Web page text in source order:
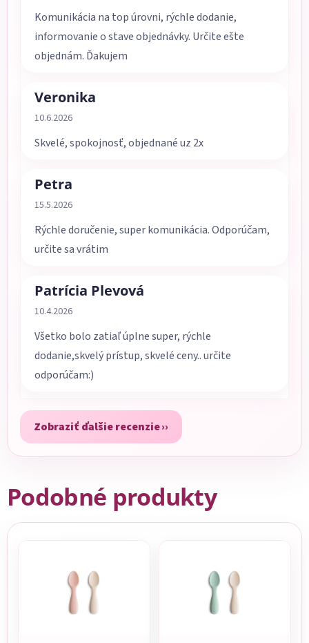
Komunikácia na top úrovni, rýchle dodanie,
informovanie o stave objednávky. Určite ešte
objednám. Ďakujem
Veronika
Hodnotenie obchodu je 5 z 5 hviezdičiek.
10.6.2026
Skvelé, spokojnosť, objednané uz 2x
Petra
Hodnotenie obchodu je 5 z 5 hviezdičiek.
15.5.2026
Rýchle doručenie, super komunikácia. Odporúčam,
určite sa vrátim
Patrícia Plevová
Hodnotenie obchodu je 5 z 5 hviezdičiek.
10.4.2026
Všetko bolo zatiaľ úplne super, rýchle
dodanie,skvelý prístup, skvelé ceny.. určite
odporúčam:)
Zobraziť ďalšie recenzie
Podobné produkty